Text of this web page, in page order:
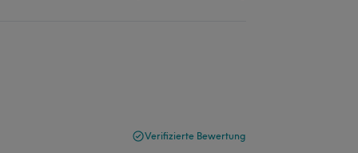
Verifizierte Bewertung